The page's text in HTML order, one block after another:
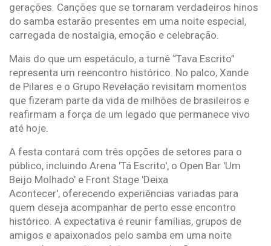
gerações. Canções que se tornaram verdadeiros hinos
do samba estarão presentes em uma noite especial,
carregada de nostalgia, emoção e celebração.
Mais do que um espetáculo, a turnê “Tava Escrito”
representa um reencontro histórico. No palco, Xande
de Pilares e o Grupo Revelação revisitam momentos
que fizeram parte da vida de milhões de brasileiros e
reafirmam a força de um legado que permanece vivo
até hoje.
A festa contará com três opções de setores para o
público, incluindo Arena 'Tá Escrito', o Open Bar 'Um
Beijo Molhado' e Front Stage 'Deixa
Acontecer', oferecendo experiências variadas para
quem deseja acompanhar de perto esse encontro
histórico. A expectativa é reunir famílias, grupos de
amigos e apaixonados pelo samba em uma noite